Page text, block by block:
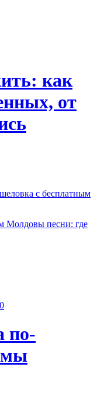
как
от
с бесплатным
Молдовы песни: где
по-